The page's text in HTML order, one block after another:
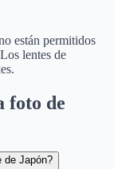
están permitidos
lentes de
foto de
de Japón?